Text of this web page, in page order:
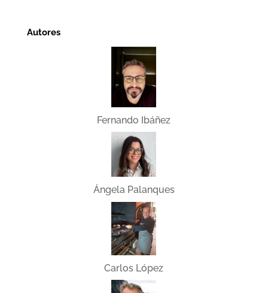
Autores
Fernando Ibáñez
Ángela Palanques
Carlos López